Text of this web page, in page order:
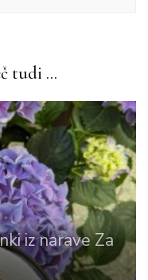
tudi ...
iz naraveZa